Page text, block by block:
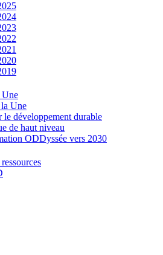
Une
la Une
développement durable
de haut niveau
ODDyssée vers 2030